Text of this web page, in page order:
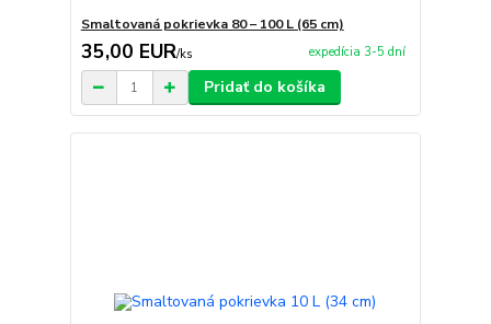
Smaltovaná pokrievka 80 – 100 L (65 cm)
35,00 EUR/ks expedícia 3-5 dní
Pridať do košíka